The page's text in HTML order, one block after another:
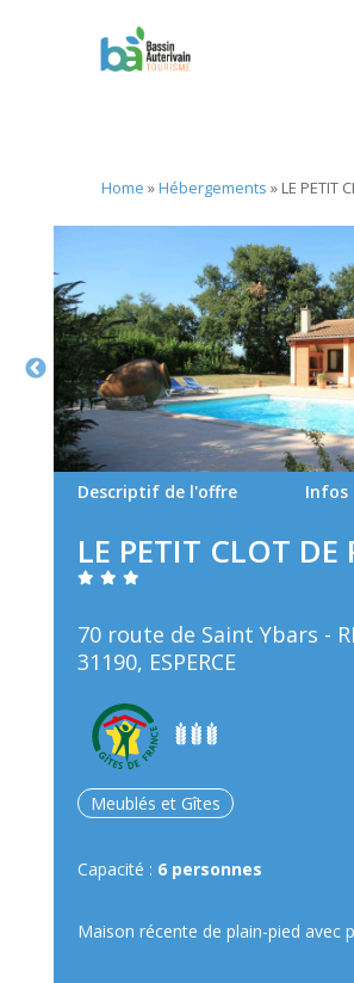
Home »Hébergements » LE PETIT
Descriptif de l'offre Infos
LE PETIT CLOT DE
70 route de Saint Ybars -
31190, ESPERCE
Meublés et Gîtes
Capacité : 6 personnes
Maison récente de plain-pied avec